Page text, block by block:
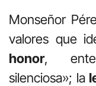
Monseñor
valores que
honor,
silenciosa»; la l